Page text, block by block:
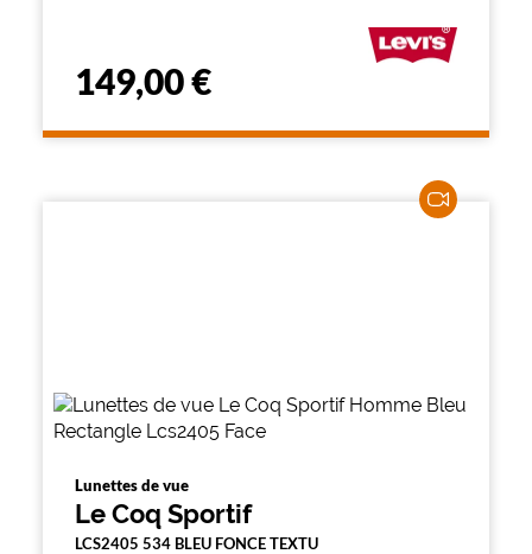
149,00 €
Lunettes de vue
Le Coq Sportif
LCS2405 534 BLEU FONCE TEXTU